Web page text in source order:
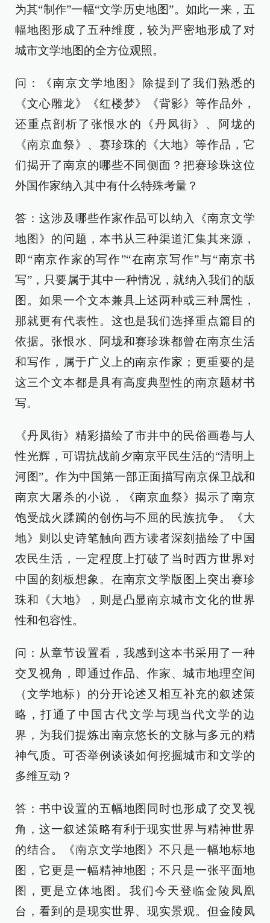
为其“制作”一幅“文学历史地图”。如此一来，五
幅地图形成了五种维度，较为严密地形成了对
城市文学地图的全方位观照。
问：《南京文学地图》除提到了我们熟悉的
《文心雕龙》《红楼梦》《背影》等作品外，
还重点剖析了张恨水的《丹凤街》、阿垅的
《南京血祭》、赛珍珠的《大地》等作品，它
们揭开了南京的哪些不同侧面？把赛珍珠这位
外国作家纳入其中有什么特殊考量？
答：这涉及哪些作家作品可以纳入《南京文学
地图》的问题，本书从三种渠道汇集其来源，
即“南京作家的写作”“在南京写作”与“南京书
写”，只要属于其中一种情况，就纳入我们的版
图。如果一个文本兼具上述两种或三种属性，
那就更有代表性。这也是我们选择重点篇目的
依据。张恨水、阿垅和赛珍珠都曾在南京生活
和写作，属于广义上的南京作家；更重要的是
这三个文本都是具有高度典型性的南京题材书
写。
《丹凤街》精彩描绘了市井中的民俗画卷与人
性光辉，可谓抗战前夕南京平民生活的“清明上
河图”。作为中国第一部正面描写南京保卫战和
南京大屠杀的小说，《南京血祭》揭示了南京
饱受战火蹂躏的创伤与不屈的民族抗争。《大
地》则以史诗笔触向西方读者深刻描绘了中国
农民生活，一定程度上打破了当时西方世界对
中国的刻板想象。在南京文学版图上突出赛珍
珠和《大地》，则是凸显南京城市文化的世界
性和包容性。
问：从章节设置看，我感到这本书采用了一种
交叉视角，即通过作品、作家、城市地理空间
（文学地标）的分开论述又相互补充的叙述策
略，打通了中国古代文学与现当代文学的边
界，为我们提炼出南京悠长的文脉与多元的精
神气质。可否举例谈谈如何挖掘城市和文学的
多维互动？
答：书中设置的五幅地图同时也形成了交叉视
角，这一叙述策略有利于现实世界与精神世界
的结合。《南京文学地图》不只是一幅地标地
图，它更是一幅精神地图；不只是一张平面地
图，更是立体地图。我们今天登临金陵凤凰
台，看到的是现实世界、现实景观。但金陵凤